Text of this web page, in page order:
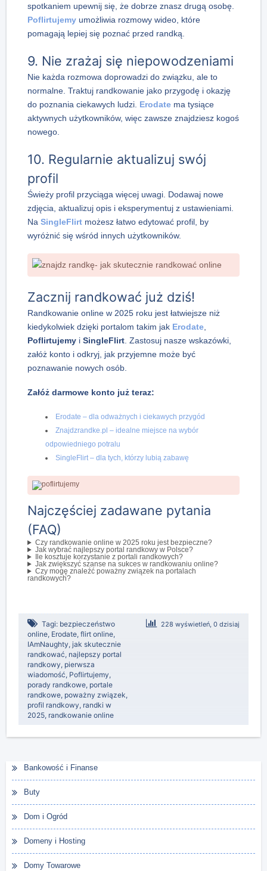
spotkaniem upewnij się, że dobrze znasz drugą osobę.
Poflirtujemy umożliwia rozmowy wideo, które
pomagają lepiej się poznać przed randką.
9. Nie zrażaj się niepowodzeniami
Nie każda rozmowa doprowadzi do związku, ale to
normalne. Traktuj randkowanie jako przygodę i okazję
do poznania ciekawych ludzi. Erodate ma tysiące
aktywnych użytkowników, więc zawsze znajdziesz kogoś
nowego.
10. Regularnie aktualizuj swój
profil
Świeży profil przyciąga więcej uwagi. Dodawaj nowe
zdjęcia, aktualizuj opis i eksperymentuj z ustawieniami.
Na SingleFlirt możesz łatwo edytować profil, by
wyróżnić się wśród innych użytkowników.
Zacznij randkować już dziś!
Randkowanie online w 2025 roku jest łatwiejsze niż
kiedykolwiek dzięki portalom takim jak Erodate
Poflirtujemy i SingleFlirt . Zastosuj nasze wskazówki,
załóż konto i odkryj, jak przyjemne może być
poznawanie nowych osób.
Załóż darmowe konto już teraz:
Erodate – dla odważnych i ciekawych przygód
Znajdzrandke.pl – idealne miejsce na wybór
odpowiedniego potralu
SingleFlirt – dla tych, którzy lubią zabawę
Najczęściej zadawane pytania
(FAQ)
Czy randkowanie online w 2025 roku jest bezpieczne?
Jak wybrać najlepszy portal randkowy w Polsce?
Ile kosztuje korzystanie z portali randkowych?
Jak zwiększyć szanse na sukces w randkowaniu online?
Czy mogę znaleźć poważny związek na portalach
randkowych?
Tagi: bezpieczeństwo
online, Erodate, flirt online,
IAmNaughty, jak skutecznie
randkować, najlepszy portal
randkowy, pierwsza
wiadomość, Poflirtujemy,
porady randkowe, portale
randkowe, poważny związek,
profil randkowy, randki w
2025, randkowanie online
228 wyświetleń, 0 dzisiaj
Bankowość i Finanse
Buty
Dom i Ogród
Domeny i Hosting
Domy Towarowe